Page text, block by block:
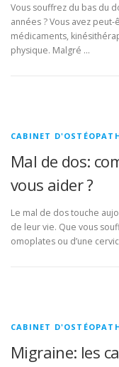
Vous souffrez du bas du
années ? Vous avez
médicaments,
physique. Malgré …
CABINET
Mal de dos:
vous aider ?
Le mal de dos touche
de leur vie. Que vous
omoplates ou d’une
CABINET
Migraine: les